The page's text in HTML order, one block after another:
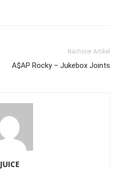
Nächster Artikel
A$AP Rocky – Jukebox Joints
JUICE